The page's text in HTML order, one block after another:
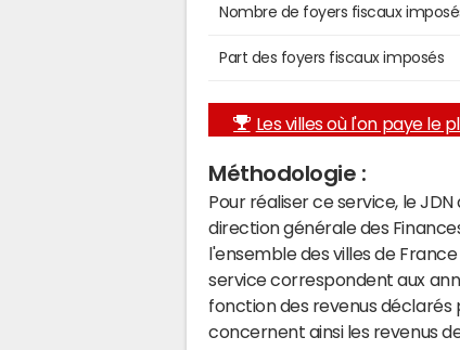
Nombre de foyers fiscaux
Part des foyers fiscaux imposés
Les villes où l'on paye le
Méthodologie :
Pour réaliser ce service, le
direction générale des
l'ensemble des villes de
service correspondent aux
fonction des revenus déclarés
concernent ainsi les revenus